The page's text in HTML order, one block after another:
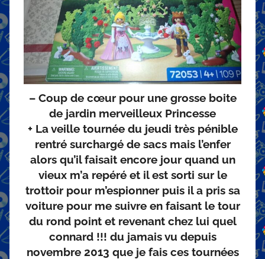
– Coup de cœur pour une grosse boite
de jardin merveilleux Princesse
+ La veille tournée du jeudi très pénible
rentré surchargé de sacs mais l’enfer
alors qu’il faisait encore jour quand un
vieux m’a repéré et il est sorti sur le
trottoir pour m’espionner puis il a pris sa
voiture pour me suivre en faisant le tour
du rond point et revenant chez lui quel
connard !!! du jamais vu depuis
novembre 2013 que je fais ces tournées